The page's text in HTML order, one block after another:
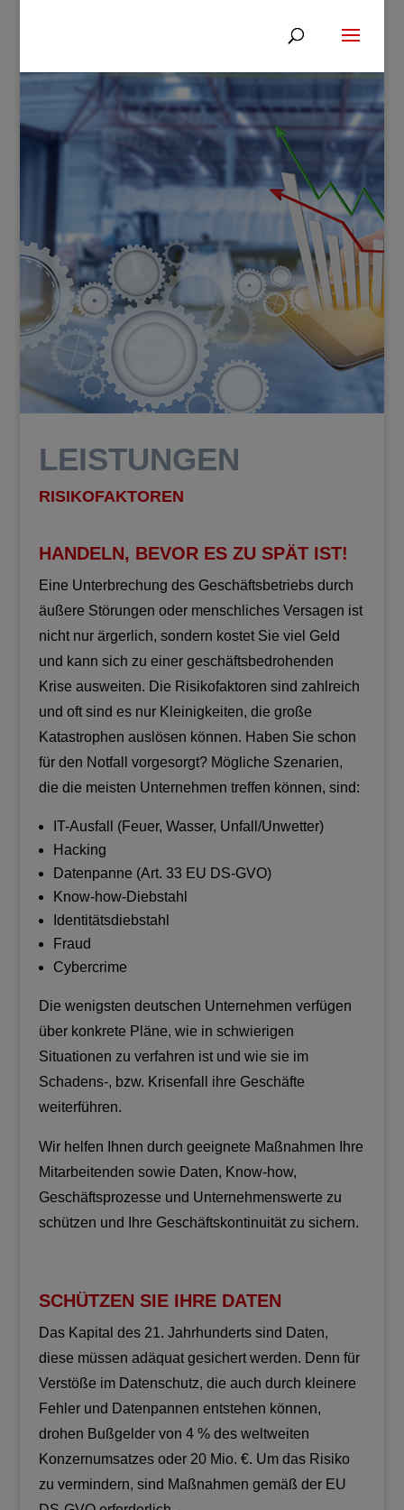
LEISTUNGEN
RISIKOFAKTOREN
HANDELN, BEVOR ES ZU SPÄT IST!
Eine Unterbrechung des Geschäftsbetriebs durch
äußere Störungen oder menschliches Versagen ist
nicht nur ärgerlich, sondern kostet Sie viel Geld
und kann sich zu einer geschäftsbedrohenden
Krise ausweiten. Die Risikofaktoren sind zahlreich
und oft sind es nur Kleinigkeiten, die große
Katastrophen auslösen können. Haben Sie schon
für den Notfall vorgesorgt? Mögliche Szenarien,
die die meisten Unternehmen treffen können, sind:
IT-Ausfall (Feuer, Wasser, Unfall/Unwetter)
Hacking
Datenpanne (Art. 33 EU DS-GVO)
Know-how-Diebstahl
Identitätsdiebstahl
Fraud
Cybercrime
Die wenigsten deutschen Unternehmen verfügen
über konkrete Pläne, wie in schwierigen
Situationen zu verfahren ist und wie sie im
Schadens-, bzw. Krisenfall ihre Geschäfte
weiterführen.
Wir helfen Ihnen durch geeignete Maßnahmen Ihre
Mitarbeitenden sowie Daten, Know-how,
Geschäftsprozesse und Unternehmenswerte zu
schützen und Ihre Geschäftskontinuität zu sichern.
SCHÜTZEN SIE IHRE DATEN
Das Kapital des 21. Jahrhunderts sind Daten,
diese müssen adäquat gesichert werden. Denn für
Verstöße im Datenschutz, die auch durch kleinere
Fehler und Datenpannen entstehen können,
drohen Bußgelder von 4 % des weltweiten
Konzernumsatzes oder 20 Mio. €. Um das Risiko
zu vermindern, sind Maßnahmen gemäß der EU